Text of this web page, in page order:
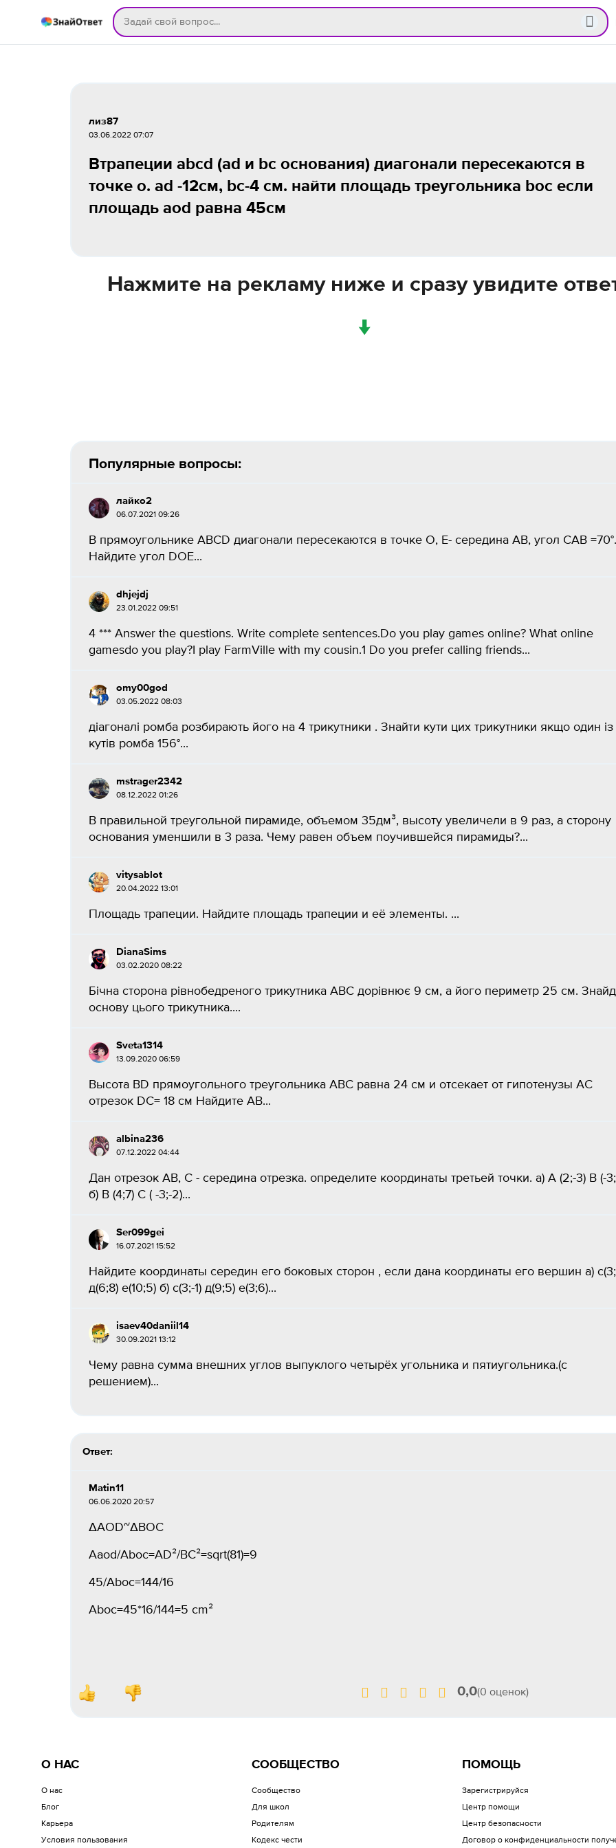
лиз87
03.06.2022 07:07
Втрапеции abcd (ad и bc основания) диагонали пересекаются в
точке о. ad -12см, bc-4 см. найти площадь треугольника boc если
площадь aod равна 45см
Нажмите на рекламу ниже и сразу увидите
↓
Популярные вопросы:
лайко2
06.07.2021 09:26
В прямоугольнике ABCD диагонали пересекаются в точке O, E- середина AB, угол CAB =70°.
Найдите угол DOE​...
dhjejdj
23.01.2022 09:51
4 *** Answer the questions. Write complete sentences.Do you play games online? What online
gamesdo you play?I play FarmVille with my cousin.1 Do you prefer calling friends...
omy00god
03.05.2022 08:03
діагоналі ромба розбирають його на 4 трикутники . Знайти кути цих трикутники якщо один із
кутів ромба 156°​...
mstrager2342
08.12.2022 01:26
В правильной треугольной пирамиде, объемом 35дм³, высоту увеличели в 9 раз, а сторону
основания уменшили в 3 раза. Чему равен объем поучившейся пирамиды?​...
vitysablot
20.04.2022 13:01
Площадь трапеции. Найдите площадь трапеции и её элементы. ​...
DianaSims
03.02.2020 08:22
Бічна сторона рівнобедреного трикутника ABC дорівнює 9 см, а його периметр 25 см.
основу цього трикутника....
Sveta1314
13.09.2020 06:59
Высота BD прямоугольного треугольника ABC равна 24 см и отсекает от гипотенузы АС
отрезок DC= 18 см Найдите AB...
albina236
07.12.2022 04:44
Дан отрезок AB, C - середина отрезка. определите координаты третьей точки. а) А (2;-3) В (-
б) В (4;7) С ( -3;-2)...
Ser099gei
16.07.2021 15:52
Найдите координаты середин его боковых сторон , если дана координаты его вершин а)
д(6;8) е(10;5) б) с(3;-1) д(9;5) е(3;6)...
isaev40daniil14
30.09.2021 13:12
Чему равна сумма внешних углов выпуклого четырёх угольника и пятиугольника.(с
решением)...
Ответ:
Matin11
06.06.2020 20:57
ΔАОD~ΔВОС
Aaod/Aboc=AD²/ВС²=sqrt(81)=9
45/Aboc=144/16
Aboc=45*16/144=5 cm²
0,0(0 оценок)
О НАС
О нас
Блог
Карьера
Условия пользования
СООБЩЕСТВО
Сообщество
Для школ
Родителям
Кодекс чести
ПОМОЩЬ
Зарегистрируйся
Центр помощи
Центр безопасности
Договор о конфиденциальности